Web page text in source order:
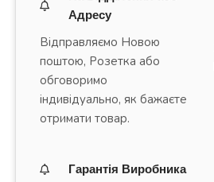
Адресу
Відправляємо Новою
поштою, Розетка або
обговоримо
індивідуально, як бажаєте
отримати товар.
Гарантія Виробника